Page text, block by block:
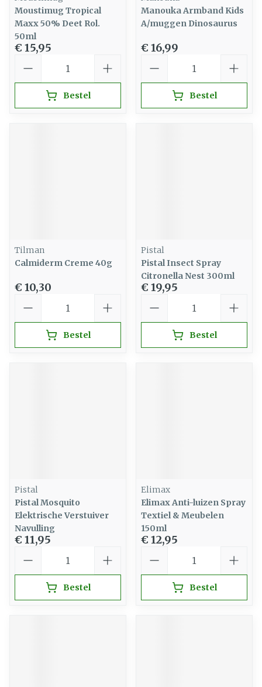
Moustimug Tropical
Maxx 50% Deet Rol.
50ml
€ 15,95
Bestel
Manouka Armband Kids
A/muggen Dinosaurus
€ 16,99
Bestel
Tilman
Calmiderm Creme 40g
€ 10,30
Bestel
Pistal
Pistal Insect Spray
Citronella Nest 300ml
€ 19,95
Bestel
Pistal
Pistal Mosquito
Elektrische Verstuiver
Navulling
€ 11,95
Bestel
Elimax
Elimax Anti-luizen Spray
Textiel & Meubelen
150ml
€ 12,95
Bestel